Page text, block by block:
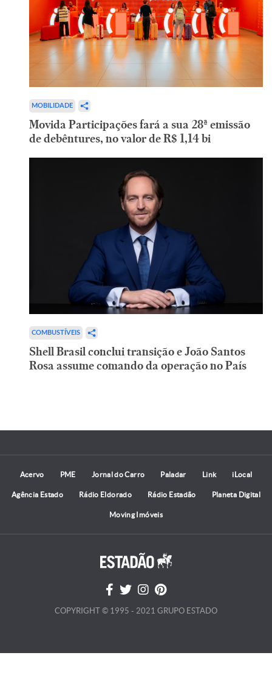
MOBILIDADE
Movida Participações fará a sua 28ª emissão
de debêntures, no valor de R$ 1,14 bi
COMBUSTÍVEIS
Shell Brasil conclui transição e João Santos
Rosa assume comando da operação no País
Acervo PME Jornal do Carro Paladar Link iLocal
Agência Estado Rádio Eldorado Rádio Estadão Planeta Digital
Moving Imóveis
COPYRIGHT © 1995 - 2021 GRUPO ESTADO